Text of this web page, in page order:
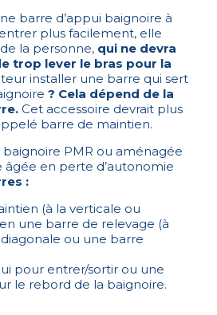
barre d’appui baignoire à
plus facilement, elle
la personne, qui ne devra
trop lever le bras pour la
installer une barre qui sert
? Cela dépend de la
Cet accessoire devrait plus
barre de maintien.
PMR ou aménagée
en perte d’autonomie
:
(à la verticale ou
une barre de relevage (à
diagonale ou une barre
pour entrer/sortir ou une
le rebord de la baignoire.